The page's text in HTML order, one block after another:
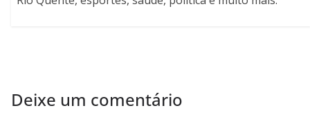
Deixe um comentário